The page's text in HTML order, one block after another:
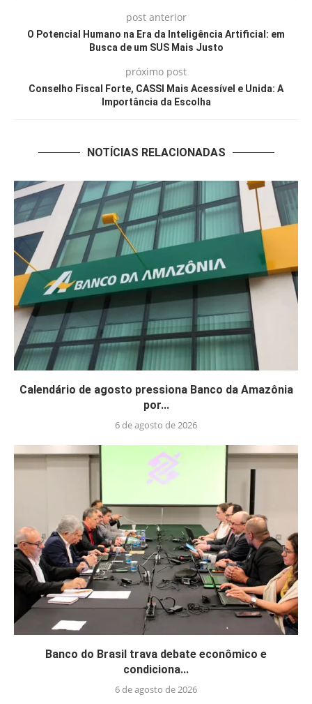
post anterior
O Potencial Humano na Era da Inteligência Artificial: em
Busca de um SUS Mais Justo
próximo post
Conselho Fiscal Forte, CASSI Mais Acessível e Unida: A
Importância da Escolha
NOTÍCIAS RELACIONADAS
Calendário de agosto pressiona Banco da Amazônia
por...
6 de agosto de 2026
Banco do Brasil trava debate econômico e
condiciona...
6 de agosto de 2026